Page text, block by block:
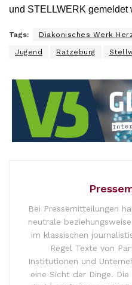
und STELLWERK gemeldet
Tags: Diakonisches Werk
Jugend Ratzeburg
Bei Pressemitteilungen
neutrale
im klassischen
Regel Texte von
Institutionen und
eine Sicht der Dinge.